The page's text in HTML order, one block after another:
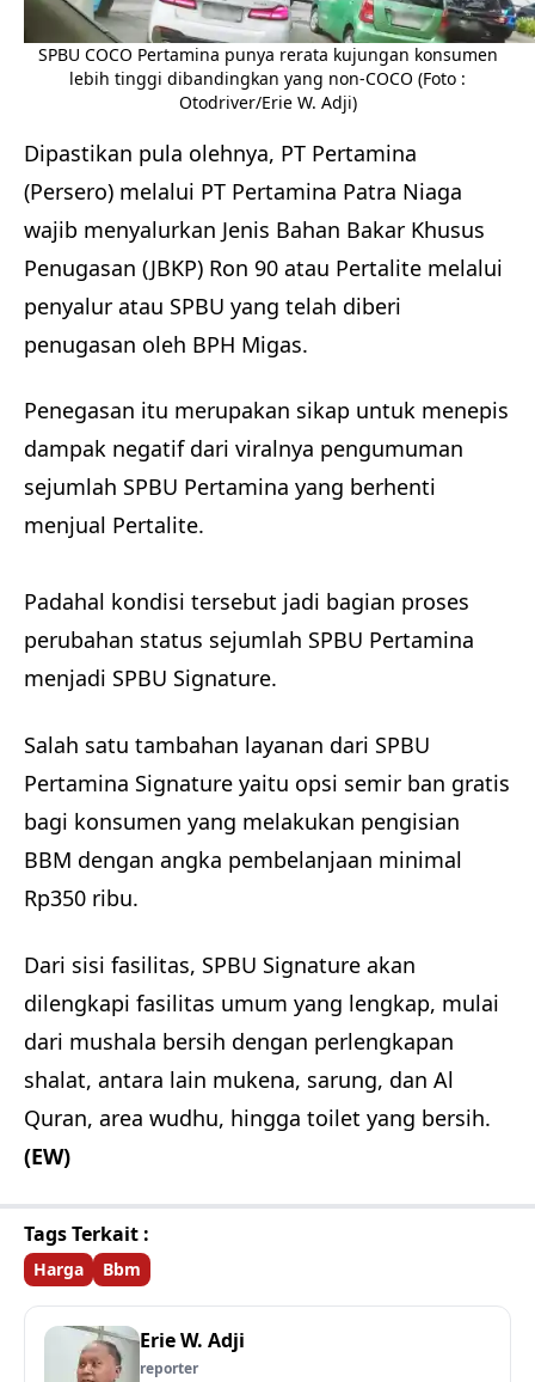
SPBU COCO Pertamina punya rerata kujungan konsumen
lebih tinggi dibandingkan yang non-COCO (Foto :
Otodriver/Erie W. Adji)
Dipastikan pula olehnya, PT Pertamina
(Persero) melalui PT Pertamina Patra Niaga
wajib menyalurkan Jenis Bahan Bakar Khusus
Penugasan (JBKP) Ron 90 atau Pertalite melalui
penyalur atau SPBU yang telah diberi
penugasan oleh BPH Migas.
Penegasan itu merupakan sikap untuk menepis
dampak negatif dari viralnya pengumuman
sejumlah SPBU Pertamina yang berhenti
menjual Pertalite.
Padahal kondisi tersebut jadi bagian proses
perubahan status sejumlah SPBU Pertamina
menjadi SPBU Signature.
Salah satu tambahan layanan dari SPBU
Pertamina Signature yaitu opsi semir ban gratis
bagi konsumen yang melakukan pengisian
BBM dengan angka pembelanjaan minimal
Rp350 ribu.
Dari sisi fasilitas, SPBU Signature akan
dilengkapi fasilitas umum yang lengkap, mulai
dari mushala bersih dengan perlengkapan
shalat, antara lain mukena, sarung, dan Al
Quran, area wudhu, hingga toilet yang bersih.
(EW)
Tags Terkait :
Harga Bbm
Erie W. Adji
reporter